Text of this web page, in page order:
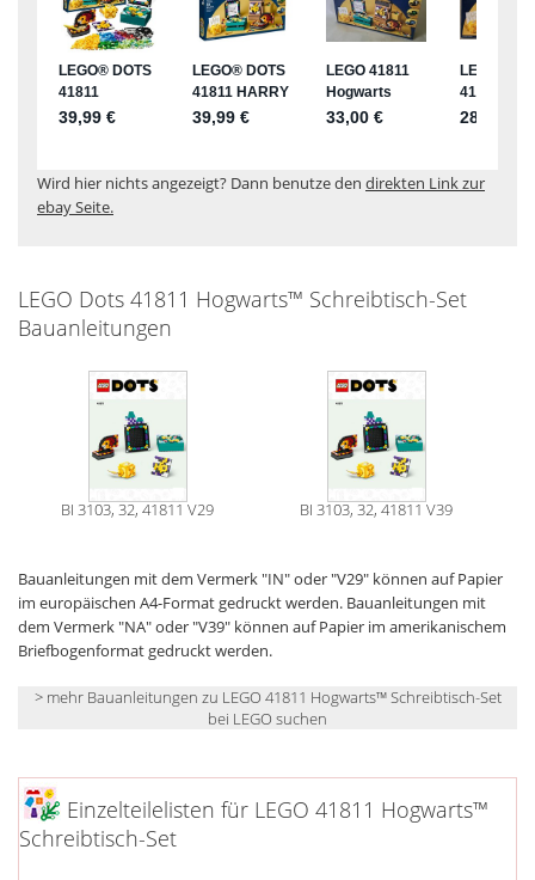
Wird hier nichts angezeigt? Dann benutze den direkten Link zur
ebay Seite.
LEGO Dots 41811 Hogwarts™ Schreibtisch-Set
Bauanleitungen
BI 3103, 32, 41811 V29 BI 3103, 32, 41811 V39
Bauanleitungen mit dem Vermerk "IN" oder "V29" können auf Papier
im europäischen A4-Format gedruckt werden. Bauanleitungen mit
dem Vermerk "NA" oder "V39" können auf Papier im amerikanischem
Briefbogenformat gedruckt werden.
> mehr Bauanleitungen zu LEGO 41811 Hogwarts™ Schreibtisch-Set
bei LEGO suchen
Einzelteilelisten für LEGO 41811 Hogwarts™
Schreibtisch-Set